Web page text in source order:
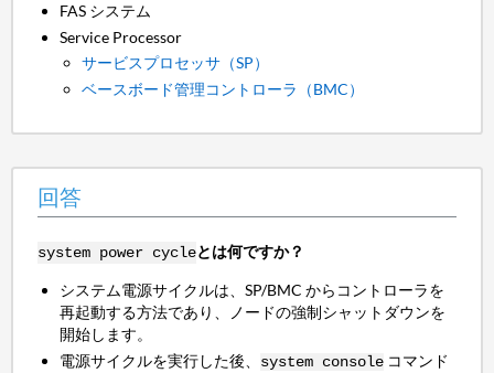
FAS システム
Service Processor
サービスプロセッサ（SP）
ベースボード管理コントローラ（BMC）
回答
system power cycleとは何ですか？
システム電源サイクルは、SP/BMC からコントローラを
再起動する方法であり、ノードの強制シャットダウンを
開始します。
電源サイクルを実行した後、 system console コマンド